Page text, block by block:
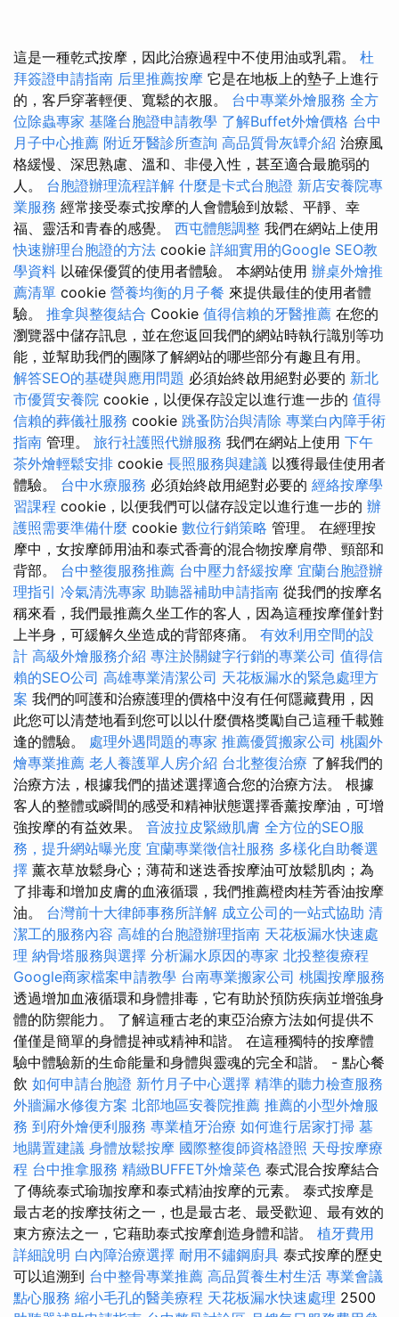
這是一種乾式按摩，因此治療過程中不使用油或乳霜。 杜
拜簽證申請指南 后里推薦按摩 它是在地板上的墊子上進行
的，客戶穿著輕便、寬鬆的衣服。 台中專業外燴服務 全方
位除蟲專家 基隆台胞證申請教學 了解Buffet外燴價格 台中
月子中心推薦 附近牙醫診所查詢 高品質骨灰罈介紹 治療風
格緩慢、深思熟慮、溫和、非侵入性，甚至適合最脆弱的
人。 台胞證辦理流程詳解 什麼是卡式台胞證 新店安養院專
業服務 經常接受泰式按摩的人會體驗到放鬆、平靜、幸
福、靈活和青春的感覺。 西屯體態調整 我們在網站上使用
快速辦理台胞證的方法 cookie 詳細實用的Google SEO教
學資料 以確保優質的使用者體驗。 本網站使用 辦桌外燴推
薦清單 cookie 營養均衡的月子餐 來提供最佳的使用者體
驗。 推拿與整復結合 Cookie 值得信賴的牙醫推薦 在您的
瀏覽器中儲存訊息，並在您返回我們的網站時執行識別等功
能，並幫助我們的團隊了解網站的哪些部分有趣且有用。
解答SEO的基礎與應用問題 必須始終啟用絕對必要的 新北
市優質安養院 cookie，以便保存設定以進行進一步的 值得
信賴的葬儀社服務 cookie 跳蚤防治與清除 專業白內障手術
指南 管理。 旅行社護照代辦服務 我們在網站上使用 下午
茶外燴輕鬆安排 cookie 長照服務與建議 以獲得最佳使用者
體驗。 台中水療服務 必須始終啟用絕對必要的 經絡按摩學
習課程 cookie，以便我們可以儲存設定以進行進一步的 辦
護照需要準備什麼 cookie 數位行銷策略 管理。 在經理按
摩中，女按摩師用油和泰式香膏的混合物按摩肩帶、頸部和
背部。 台中整復服務推薦 台中壓力舒緩按摩 宜蘭台胞證辦
理指引 冷氣清洗專家 助聽器補助申請指南 從我們的按摩名
稱來看，我們最推薦久坐工作的客人，因為這種按摩僅針對
上半身，可緩解久坐造成的背部疼痛。 有效利用空間的設
計 高級外燴服務介紹 專注於關鍵字行銷的專業公司 值得信
賴的SEO公司 高雄專業清潔公司 天花板漏水的緊急處理方
案 我們的呵護和治療護理的價格中沒有任何隱藏費用，因
此您可以清楚地看到您可以以什麼價格獎勵自己這種千載難
逢的體驗。 處理外遇問題的專家 推薦優質搬家公司 桃園外
燴專業推薦 老人養護單人房介紹 台北整復治療 了解我們的
治療方法，根據我們的描述選擇適合您的治療方法。 根據
客人的整體或瞬間的感受和精神狀態選擇香薰按摩油，可增
強按摩的有益效果。 音波拉皮緊緻肌膚 全方位的SEO服
務，提升網站曝光度 宜蘭專業徵信社服務 多樣化自助餐選
擇 薰衣草放鬆身心；薄荷和迷迭香按摩油可放鬆肌肉；為
了排毒和增加皮膚的血液循環，我們推薦橙肉桂芳香油按摩
油。 台灣前十大律師事務所詳解 成立公司的一站式協助 清
潔工的服務內容 高雄的台胞證辦理指南 天花板漏水快速處
理 納骨塔服務與選擇 分析漏水原因的專家 北投整復療程
Google商家檔案申請教學 台南專業搬家公司 桃園按摩服務
透過增加血液循環和身體排毒，它有助於預防疾病並增強身
體的防禦能力。 了解這種古老的東亞治療方法如何提供不
僅僅是簡單的身體提神或精神和諧。 在這種獨特的按摩體
驗中體驗新的生命能量和身體與靈魂的完全和諧。 - 點心餐
飲 如何申請台胞證 新竹月子中心選擇 精準的聽力檢查服務
外牆漏水修復方案 北部地區安養院推薦 推薦的小型外燴服
務 到府外燴便利服務 專業植牙治療 如何進行居家打掃 墓
地購置建議 身體放鬆按摩 國際整復師資格證照 天母按摩療
程 台中推拿服務 精緻BUFFET外燴菜色 泰式混合按摩結合
了傳統泰式瑜珈按摩和泰式精油按摩的元素。 泰式按摩是
最古老的按摩技術之一，也是最古老、最受歡迎、最有效的
東方療法之一，它藉助泰式按摩創造身體和諧。 植牙費用
詳細說明 白內障治療選擇 耐用不鏽鋼廚具 泰式按摩的歷史
可以追溯到 台中整骨專業推薦 高品質養生村生活 專業會議
點心服務 縮小毛孔的醫美療程 天花板漏水快速處理 2500